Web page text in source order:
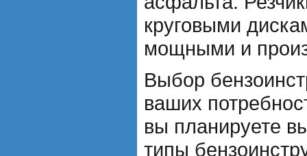
круговыми
мощными и
Выбор
ваших
вы планируете
типы